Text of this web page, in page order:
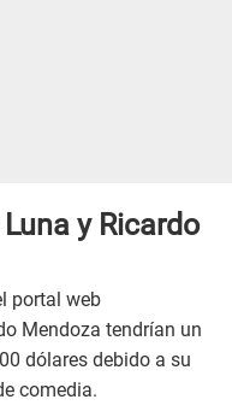
y Ricardo
portal web
Mendoza tendrían un
dólares debido a su
comedia.